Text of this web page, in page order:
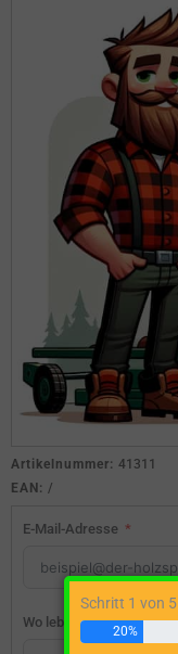
Artikelnummer: 41311
EAN: /
E-Mail-Adresse
Wo lebst du?
Schritt 1 von
20%